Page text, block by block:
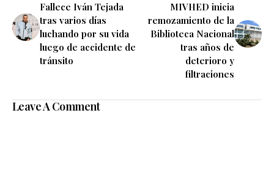
Fallece Iván Tejada
tras varios días
luchando por su vida
luego de accidente de
tránsito
MIVHED inicia
remozamiento de la
Biblioteca Nacional
tras años de
deterioro y
filtraciones
Leave A Comment